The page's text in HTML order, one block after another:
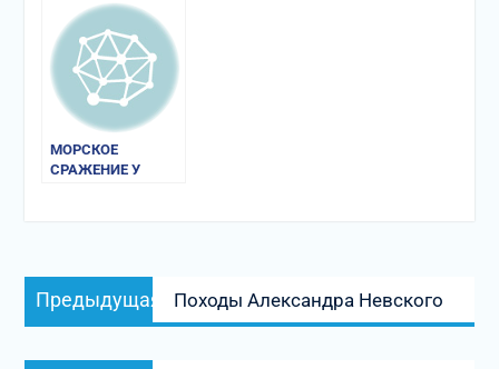
ИЛАРИОНА»
МОРСКОЕ
СРАЖЕНИЕ У
Навигация
по
Предыдущая
запись:
Походы Александра Невского